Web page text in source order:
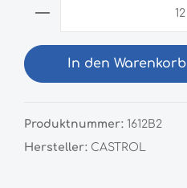
In den Warenkorb
Produktnummer: 1612B2
Hersteller: CASTROL